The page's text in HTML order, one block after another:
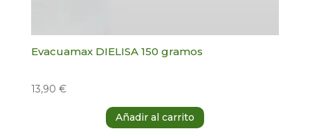
Evacuamax DIELISA 150 gramos
13,90 €
Añadir al carrito